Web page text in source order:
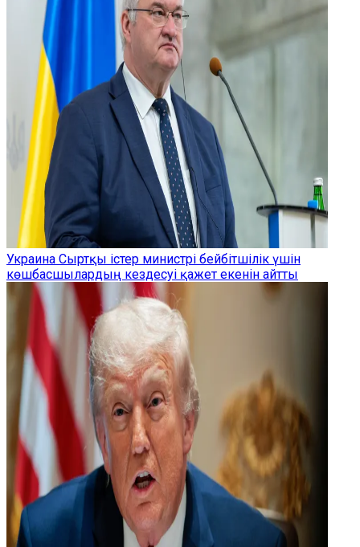
Украина Сыртқы істер министрі бейбітшілік үшін
көшбасшылардың кездесуі қажет екенін айтты